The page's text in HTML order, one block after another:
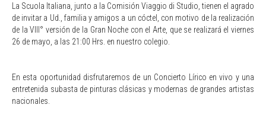
La Scuola Italiana, junto a la Comisión Viaggio di Studio, tienen el agrado
de invitar a Ud., familia y amigos a un cóctel, con motivo de la realización
de la VIII° versión de la Gran Noche con el Arte, que se realizará el viernes
26 de mayo, a las 21:00 Hrs. en nuestro colegio.
En esta oportunidad disfrutaremos de un Concierto Lírico en vivo y una
entretenida subasta de pinturas clásicas y modernas de grandes artistas
nacionales.